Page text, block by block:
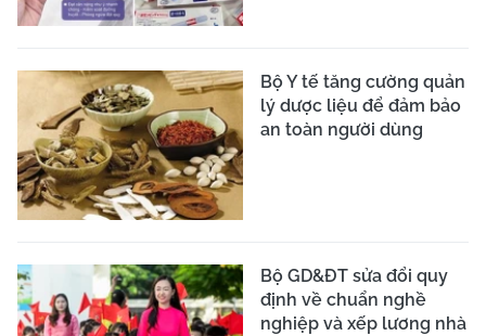
Bộ Y tế tăng cường quản
lý dược liệu để đảm bảo
an toàn người dùng
Bộ GD&ĐT sửa đổi quy
định về chuẩn nghề
nghiệp và xếp lương nhà